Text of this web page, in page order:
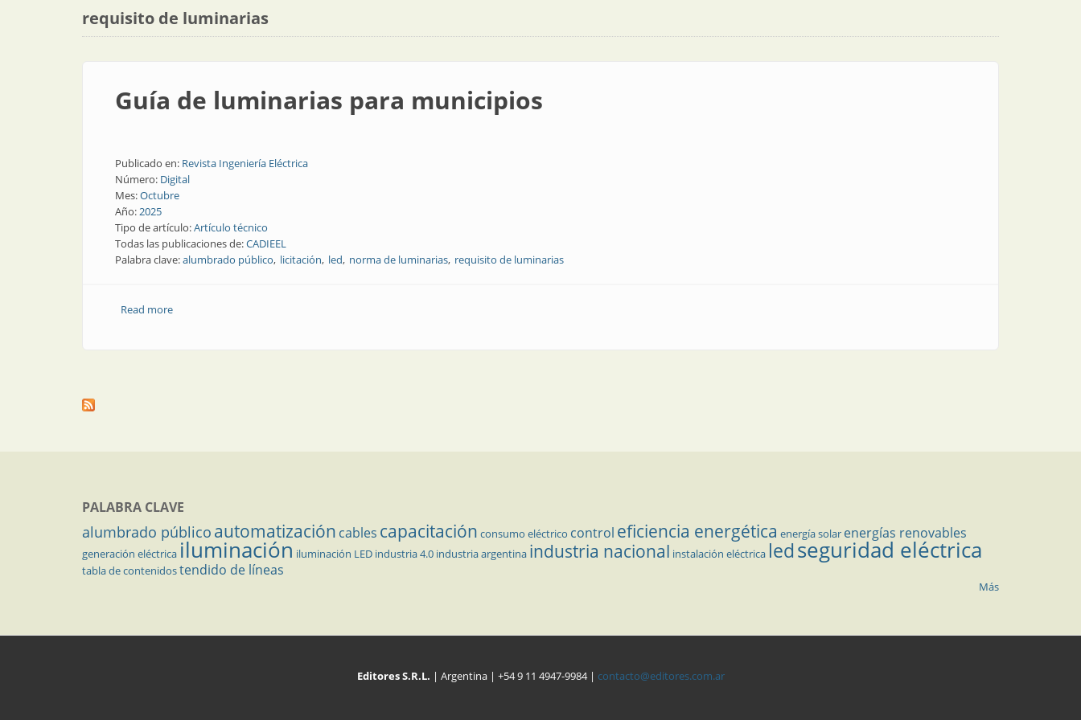
requisito de luminarias
Guía de luminarias para municipios
Publicado en: Revista Ingeniería Eléctrica
Número: Digital
Mes:Octubre
Año:2025
Tipo de artículo:Artículo técnico
Todas las publicaciones de:CADIEEL
Palabra clave:alumbrado público licitación led norma de luminarias requisito de luminarias
Read moreabout Guía de luminarias para municipios
PALABRA CLAVE
alumbrado público automatización cables capacitación consumo eléctrico control eficiencia energética energía solar energías renovables
generación eléctrica iluminación iluminación LED industria 4.0 industria argentina industria nacional instalación eléctrica ledseguridad eléctrica
tabla de contenidostendido de líneas
Más
Editores S.R.L. | Argentina | +54 9 11 4947-9984 | contacto@editores.com.ar